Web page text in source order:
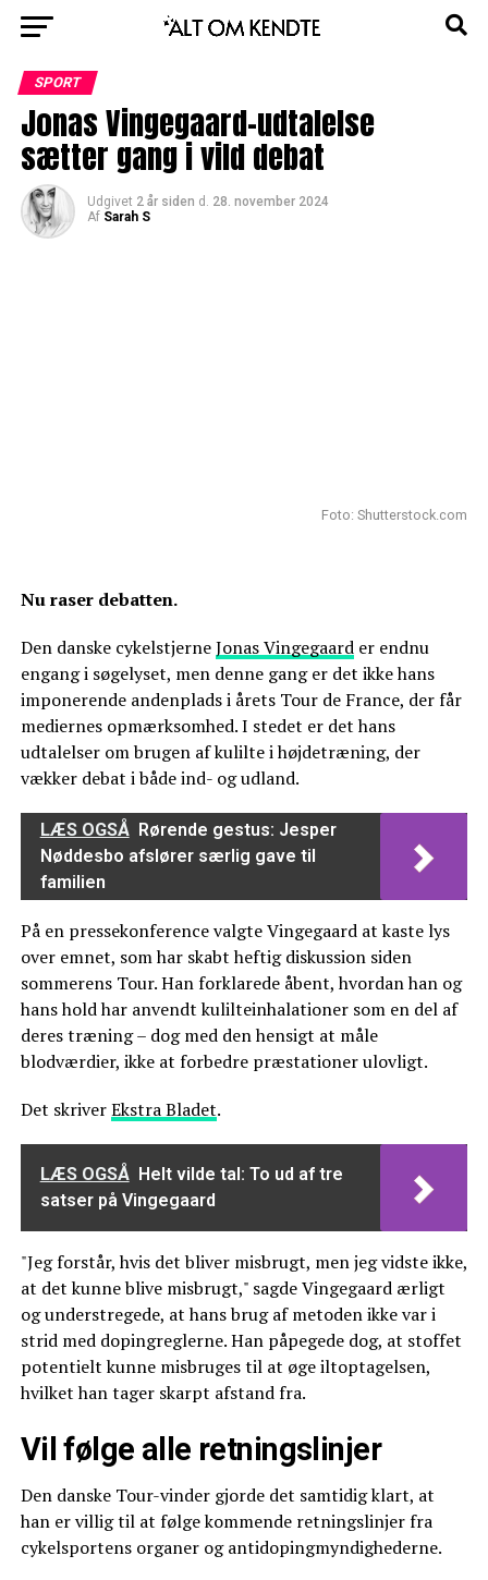
SPORT
Jonas Vingegaard-udtalelse
sætter gang i vild debat
Udgivet 2 år siden d. 28. november 2024
Af Sarah S
Foto: Shutterstock.com
Nu raser debatten.
Den danske cykelstjerneJonas Vingegaarder endnu
engang i søgelyset, men denne gang er det ikke hans
imponerende andenplads i årets Tour de France, der får
mediernes opmærksomhed. I stedet er det hans
udtalelser om brugen af kulilte i højdetræning, der
vækker debat i både ind- og udland.
LÆS OGSÅ Rørende gestus: Jesper
Nøddesbo afslører særlig gave til
familien
På en pressekonference valgte Vingegaard at kaste lys
over emnet, som har skabt heftig diskussion siden
sommerens Tour. Han forklarede åbent, hvordan han og
hans hold har anvendt kulilteinhalationer som en del af
deres træning – dog med den hensigt at måle
blodværdier, ikke at forbedre præstationer ulovligt.
Det skriverEkstra Bladet.
LÆS OGSÅ Helt vilde tal: To ud af tre
satser på Vingegaard
"Jeg forstår, hvis det bliver misbrugt, men jeg vidste ikke,
at det kunne blive misbrugt," sagde Vingegaard ærligt
og understregede, at hans brug af metoden ikke var i
strid med dopingreglerne. Han påpegede dog, at stoffet
potentielt kunne misbruges til at øge iltoptagelsen,
hvilket han tager skarpt afstand fra.
Vil følge alle retningslinjer
Den danske Tour-vinder gjorde det samtidig klart, at
han er villig til at følge kommende retningslinjer fra
cykelsportens organer og antidopingmyndighederne.